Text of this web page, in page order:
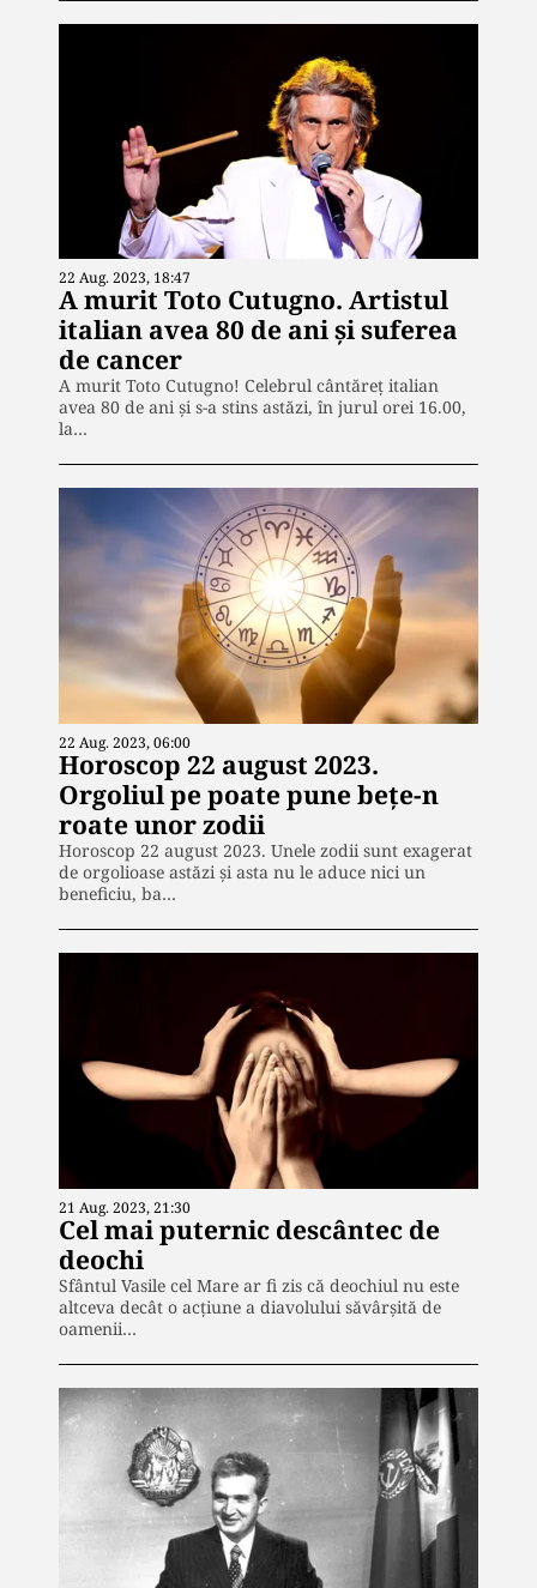
22 Aug. 2023, 18:47
A murit Toto Cutugno. Artistul
italian avea 80 de ani și suferea
de cancer
A murit Toto Cutugno! Celebrul cântăreț italian
avea 80 de ani și s-a stins astăzi, în jurul orei 16.00,
la…
22 Aug. 2023, 06:00
Horoscop 22 august 2023.
Orgoliul pe poate pune bețe-n
roate unor zodii
Horoscop 22 august 2023. Unele zodii sunt exagerat
de orgolioase astăzi și asta nu le aduce nici un
beneficiu, ba…
21 Aug. 2023, 21:30
Cel mai puternic descântec de
deochi
Sfântul Vasile cel Mare ar fi zis că deochiul nu este
altceva decât o acțiune a diavolului săvârșită de
oamenii…